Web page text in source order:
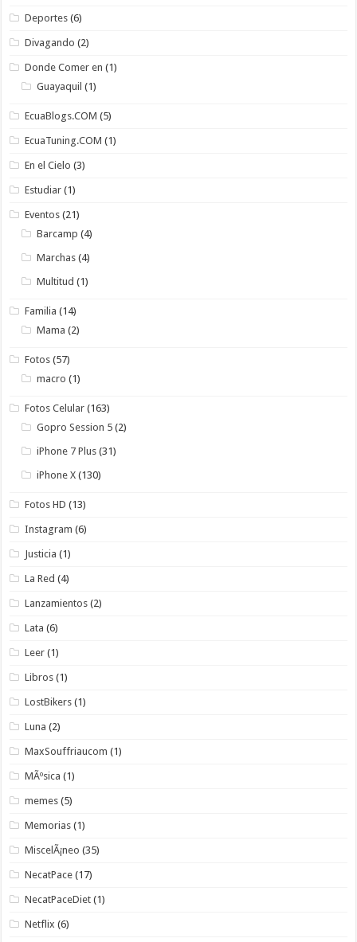
Deportes (6)
Divagando (2)
Donde Comer en (1)
Guayaquil (1)
EcuaBlogs.COM (5)
EcuaTuning.COM (1)
En el Cielo (3)
Estudiar (1)
Eventos (21)
Barcamp (4)
Marchas (4)
Multitud (1)
Familia (14)
Mama (2)
Fotos (57)
macro (1)
Fotos Celular (163)
Gopro Session 5 (2)
iPhone 7 Plus (31)
iPhone X (130)
Fotos HD (13)
Instagram (6)
Justicia (1)
La Red (4)
Lanzamientos (2)
Lata (6)
Leer (1)
Libros (1)
LostBikers (1)
Luna (2)
MaxSouffriaucom (1)
MÃºsica (1)
memes (5)
Memorias (1)
MiscelÃ¡neo (35)
NecatPace (17)
NecatPaceDiet (1)
Netflix (6)